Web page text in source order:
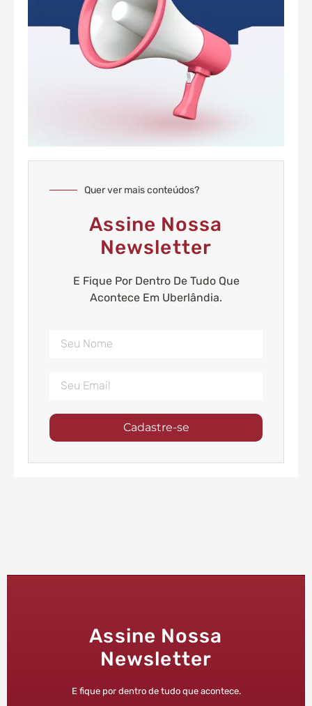
Quer ver mais conteúdos?
Assine Nossa
Newsletter
E Fique Por Dentro De Tudo Que
Acontece Em Uberlândia.
Cadastre-se
Assine Nossa
Newsletter
E fique por dentro de tudo que acontece.